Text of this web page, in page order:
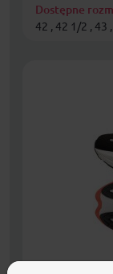
Dostępne
42 , 42 1/2 , 43